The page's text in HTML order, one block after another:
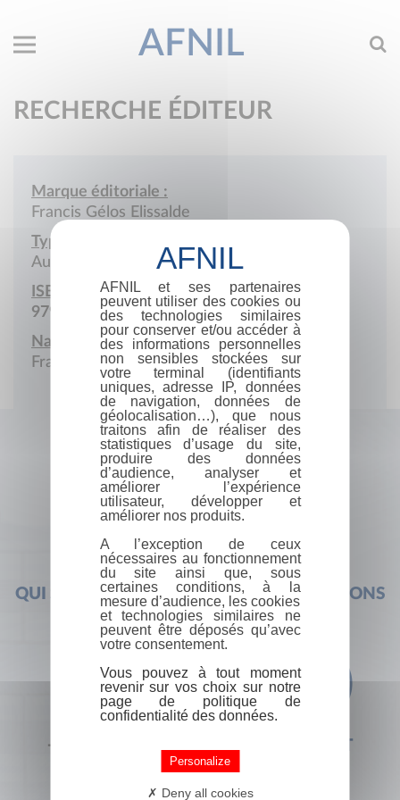
AFNIL
RECHERCHE ÉDITEUR
Marque éditoriale :
Francis Gélos Elissalde
Type de société :
Auto-édition
ISBN :
979-10-415-0268-4
Nationalité :
France
QUI SOMMES-NOUS ? FOIRE AUX QUESTIONS
+33 (0) 1 44 41 29 19 CONTACT
AFNIL et ses partenaires
peuvent utiliser des cookies ou
des technologies similaires
pour conserver et/ou accéder à
des informations personnelles
non sensibles stockées sur
votre terminal (identifiants
uniques, adresse IP, données
de navigation, données de
géolocalisation…), que nous
traitons afin de réaliser des
statistiques d’usage du site,
produire des données
d’audience, analyser et
améliorer l’expérience
utilisateur, développer et
améliorer nos produits.
A l’exception de ceux
nécessaires au fonctionnement
du site ainsi que, sous
certaines conditions, à la
mesure d’audience, les cookies
et technologies similaires ne
peuvent être déposés qu’avec
votre consentement.
Vous pouvez à tout moment
revenir sur vos choix sur notre
page de politique de
confidentialité des données.
Personalize
Deny all cookies